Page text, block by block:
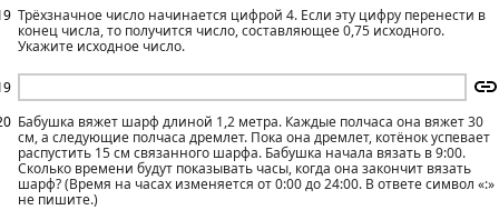
Трёхзначное число начинается цифрой 4. Если эту цифру перенести в
конец числа, то получится число, составляющее 0,75 исходного.
Укажите исходное число.
Бабушка вяжет шарф длиной 1,2 метра. Каждые полчаса она вяжет 30
см, а следующие полчаса дремлет. Пока она дремлет, котёнок успевает
распустить 15 см связанного шарфа. Бабушка начала вязать в 9:00.
Сколько времени будут показывать часы, когда она закончит вязать
шарф? (Время на часах изменяется от 0:00 до 24:00. В ответе символ «:»
не пишите.)